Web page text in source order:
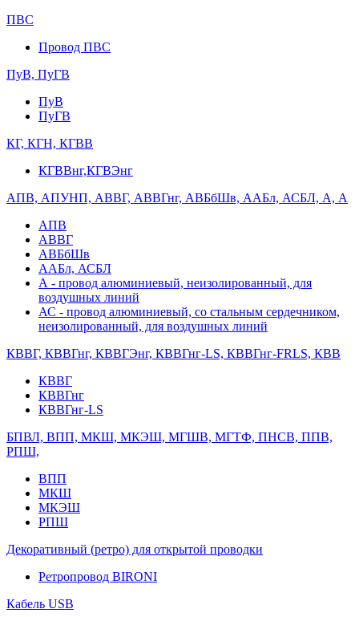
ПВС
Провод ПВС
ПуВ, ПуГВ
ПуВ
ПуГВ
КГ, КГН, КГВВ
КГВВнг,КГВЭнг
АПВ, АПУНП, АВВГ, АВВГнг, АВБбШв, ААБл, АСБЛ, А, А
АПВ
АВВГ
АВБбШв
ААБл, АСБЛ
А - провод алюминиевый, неизолированный, для
воздушных линий
АС - провод алюминиевый, со стальным сердечником,
неизолированный, для воздушных линий
КВВГ, КВВГнг, КВВГЭнг, КВВГнг-LS, КВВГнг-FRLS, КВВ
КВВГ
КВВГнг
КВВГнг-LS
БПВЛ, ВПП, МКШ, МКЭШ, МГШВ, МГТФ, ПНСВ, ППВ,
РПШ,
ВПП
МКШ
МКЭШ
РПШ
Декоративный (ретро) для открытой проводки
Ретропровод BIRONI
Кабель USB